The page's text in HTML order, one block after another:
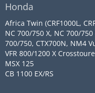
Honda
Africa Twin (CRF1000L,
NC 700/750 X, NC 700/
700/750, CTX700N, NM4
VFR 800/1200 X
MSX 125
CB 1100 EX/RS